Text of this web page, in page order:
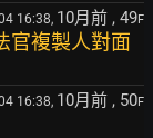
16:38, 10月前 , 49F
官複製人對面
16:38, 10月前 , 50F